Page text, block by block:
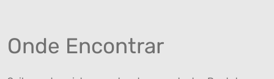
Onde Encontrar